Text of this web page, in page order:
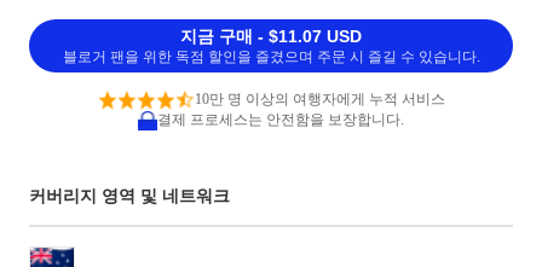
지금 구매 - $11.07 USD
블로거 팬을 위한 독점 할인을 즐겼으며 주문 시 즐길 수 있습니다.
10만 명 이상의 여행자에게 누적 서비스
결제 프로세스는 안전함을 보장합니다.
커버리지 영역 및 네트워크